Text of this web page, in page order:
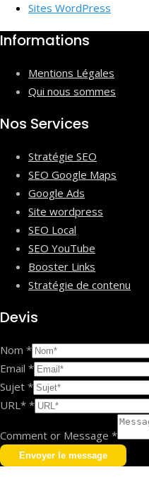
Sites WordPress
Informations
Mentions Légales
Qui nous sommes
Nos Services
Stratégie SEO
SEO Google Maps
Google Ads
Site wordpress
SEO Local
SEO YouTube
Booster Links
Stratégie de contenu
Devis
Nom *
Email *
Sujet *
URL* *
Comment or Message *
Envoyer le message